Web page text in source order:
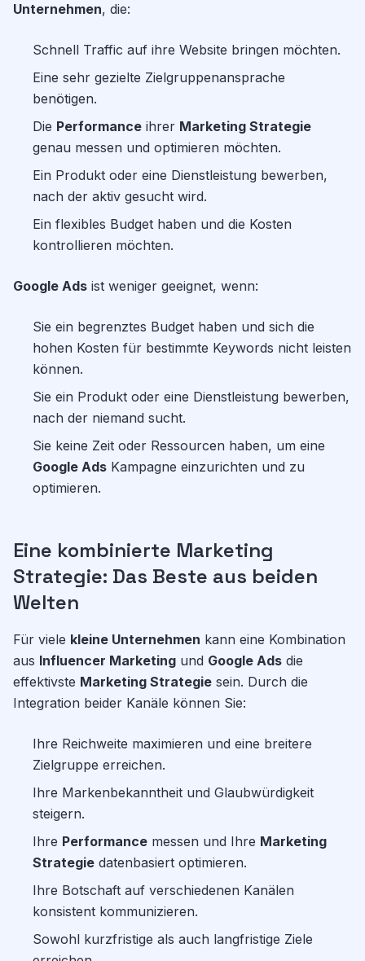
Unternehmen, die:
Schnell Traffic auf ihre Website bringen möchten.
Eine sehr gezielte Zielgruppenansprache
benötigen.
Die Performance ihrer Marketing Strategie
genau messen und optimieren möchten.
Ein Produkt oder eine Dienstleistung bewerben,
nach der aktiv gesucht wird.
Ein flexibles Budget haben und die Kosten
kontrollieren möchten.
Google Ads ist weniger geeignet, wenn:
Sie ein begrenztes Budget haben und sich die
hohen Kosten für bestimmte Keywords nicht leisten
können.
Sie ein Produkt oder eine Dienstleistung bewerben,
nach der niemand sucht.
Sie keine Zeit oder Ressourcen haben, um eine
Google Ads Kampagne einzurichten und zu
optimieren.
Eine kombinierte Marketing
Strategie: Das Beste aus beiden
Welten
Für viele kleine Unternehmen kann eine Kombination
aus Influencer Marketing und Google Ads die
effektivste Marketing Strategie sein. Durch die
Integration beider Kanäle können Sie:
Ihre Reichweite maximieren und eine breitere
Zielgruppe erreichen.
Ihre Markenbekanntheit und Glaubwürdigkeit
steigern.
Ihre Performance messen und Ihre Marketing
Strategie datenbasiert optimieren.
Ihre Botschaft auf verschiedenen Kanälen
konsistent kommunizieren.
Sowohl kurzfristige als auch langfristige Ziele